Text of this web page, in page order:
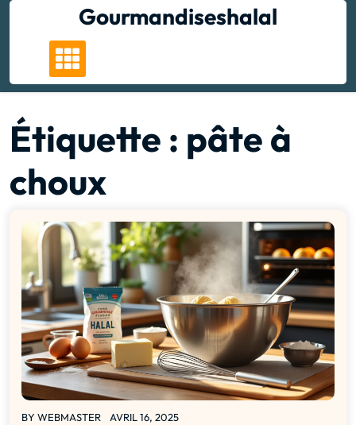
Gourmandiseshalal
Étiquette : pâte à
choux
BY WEBMASTER AVRIL 16, 2025